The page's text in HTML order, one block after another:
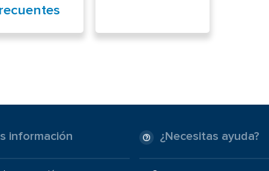
información ¿Necesitas ayuda?